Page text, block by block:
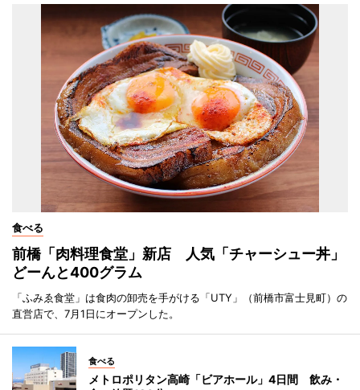
食べる
前橋「肉料理食堂」新店 人気「チャーシュー丼」
どーんと400グラム
「ふみゑ食堂」は食肉の卸売を手がける「UTY」（前橋市富士見町）の
直営店で、7月1日にオープンした。
食べる
メトロポリタン高崎「ビアホール」4日間 飲み・